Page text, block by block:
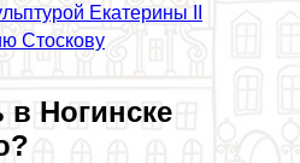
Екатерины II
Стоскову
в Ногинске